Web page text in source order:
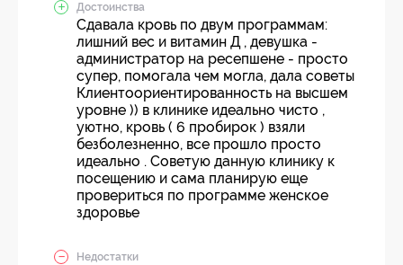
Достоинства
Сдавала кровь по двум программам:
лишний вес и витамин Д , девушка -
администратор на ресепшене - просто
супер, помогала чем могла, дала советы
Клиентоориентированность на высшем
уровне )) в клинике идеально чисто ,
уютно, кровь ( 6 пробирок ) взяли
безболезненно, все прошло просто
идеально . Советую данную клинику к
посещению и сама планирую еще
провериться по программе женское
здоровье
Недостатки